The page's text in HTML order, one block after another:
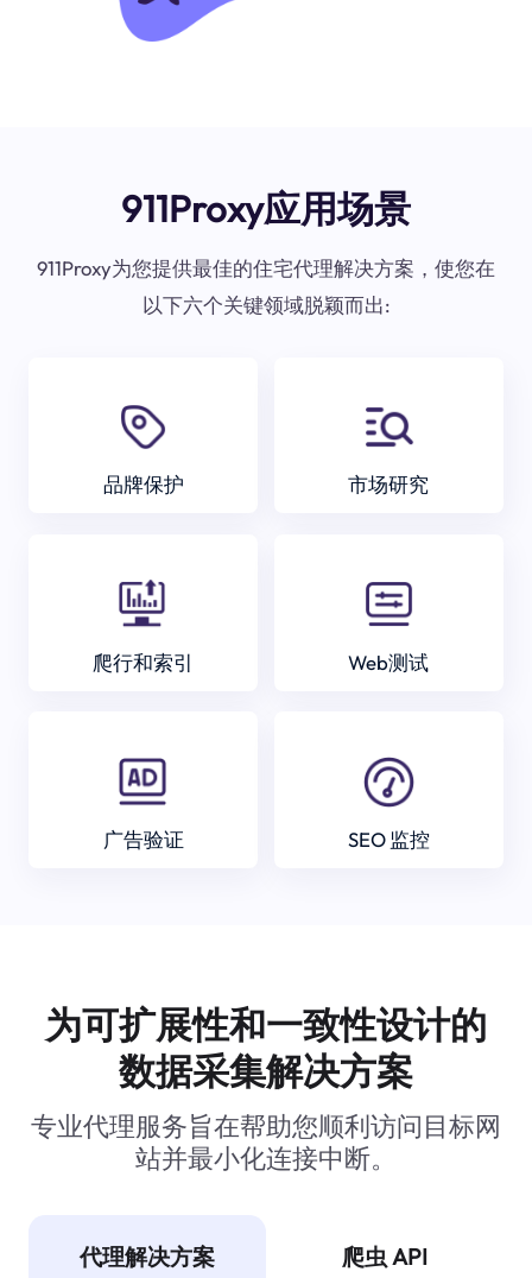
911Proxy应用场景
911Proxy为您提供最佳的住宅代理解决方案，使您在
以下六个关键领域脱颖而出:
品牌保护 市场研究
爬行和索引 Web测试
广告验证 SEO 监控
为可扩展性和一致性设计的
数据采集解决方案
专业代理服务旨在帮助您顺利访问目标网
站并最小化连接中断。
代理解决方案 爬虫 API